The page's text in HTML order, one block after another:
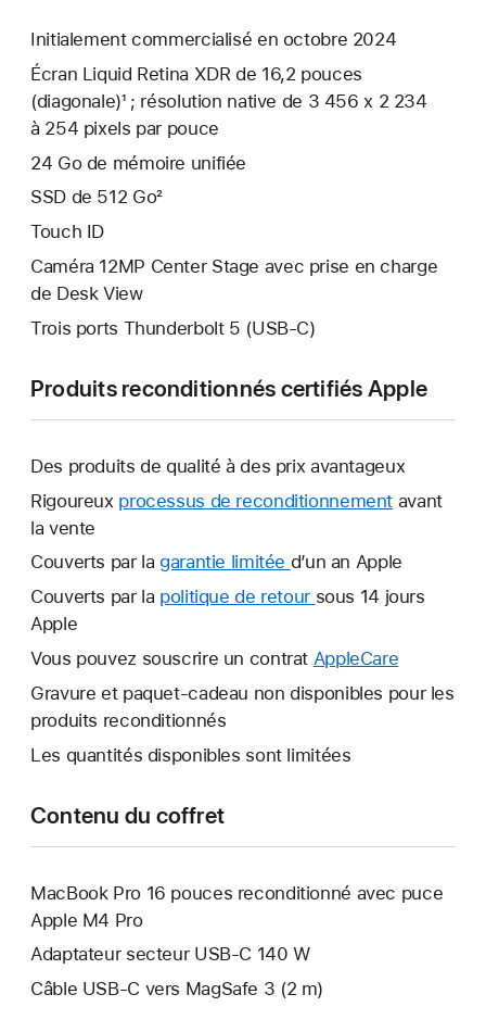
Initialement commercialisé en octobre 2024
Écran Liquid Retina XDR de 16,2 pouces
(diagonale)¹ ; résolution native de 3 456 x 2 234
à 254 pixels par pouce
24 Go de mémoire unifiée
SSD de 512 Go²
Touch ID
Caméra 12MP Center Stage avec prise en charge
de Desk View
Trois ports Thunderbolt 5 (USB‑C)
Produits reconditionnés certifiés Apple
Des produits de qualité à des prix avantageux
Rigoureux processus de reconditionnement avant
la vente
Couverts par la garantie limitée Une
nouvelle
d’un an Apple
Couverts par la politique de retour Une
fenêtre
sous 14 jours
Apple
Vous pouvez souscrire un contrat AppleCare
nouvelle
Gravure et paquet-cadeau non disponibles pour les
produits reconditionnés
Les quantités disponibles sont limitées
Contenu du coffret
MacBook Pro 16 pouces reconditionné avec puce
Apple M4 Pro
Adaptateur secteur USB-C 140 W
Câble USB-C vers MagSafe 3 (2 m)